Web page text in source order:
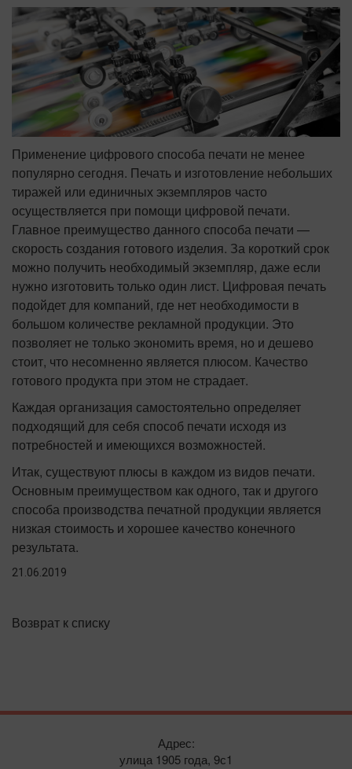
Применение цифрового способа печати не менее
популярно сегодня. Печать и изготовление небольших
тиражей или единичных экземпляров часто
осуществляется при помощи цифровой печати.
Главное преимущество данного способа печати —
скорость создания готового изделия. За короткий срок
можно получить необходимый экземпляр, даже если
нужно изготовить только один лист. Цифровая печать
подойдет для компаний, где нет необходимости в
большом количестве рекламной продукции. Это
позволяет не только экономить время, но и дешево
стоит, что несомненно является плюсом. Качество
готового продукта при этом не страдает.
Каждая организация самостоятельно определяет
подходящий для себя способ печати исходя из
потребностей и имеющихся возможностей.
Итак, существуют плюсы в каждом из видов печати.
Основным преимуществом как одного, так и другого
способа производства печатной продукции является
низкая стоимость и хорошее качество конечного
результата.
21.06.2019
Возврат к списку
Адрес:
улица 1905 года, 9с1